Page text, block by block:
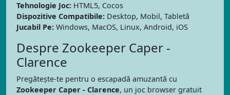
Tehnologie Joc: HTML5, Cocos
Dispozitive Compatibile: Desktop, Mobil, Tabletă
Jucabil Pe: Windows, MacOS, Linux, Android, iOS
Despre Zookeeper Caper -
Clarence
Pregătește-te pentru o escapadă amuzantă cu
Zookeeper Caper - Clarence, un joc browser gratuit